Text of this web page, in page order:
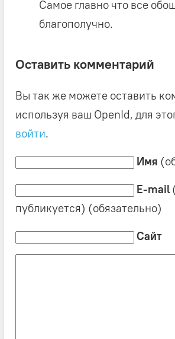
Самое главно что все
благополучно.
Оставить комментарий
Вы так же можете оставить
используя ваш OpenId, для
войти.
Имя
E-mail
публикуется) (обязательно)
Сайт